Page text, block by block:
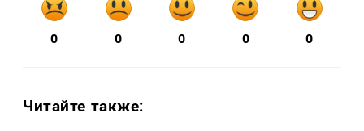
0 0 0 0 0
Читайте также: